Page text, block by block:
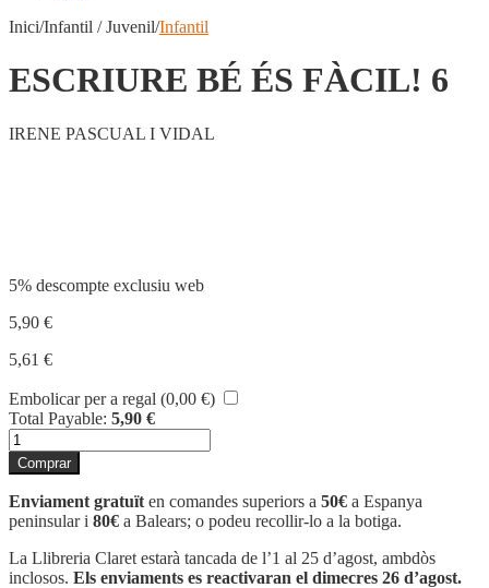
Inici/Infantil / Juvenil/Infantil
ESCRIURE BÉ ÉS FÀCIL! 6
IRENE PASCUAL I VIDAL
5% descompte exclusiu web
5,90 €
5,61 €
Embolicar per a regal (0,00 €)
Total Payable: 5,90 €
quantitat
de
ESCRIURE
BÉ
ÉS
FÀCIL!
6
Comprar
Enviament gratuït en comandes superiors a 50€ a Espanya
peninsular i 80€ a Balears; o podeu recollir-lo a la botiga.
La Llibreria Claret estarà tancada de l’1 al 25 d’agost, ambdòs
inclosos. Els enviaments es reactivaran el dimecres 26 d’agost.